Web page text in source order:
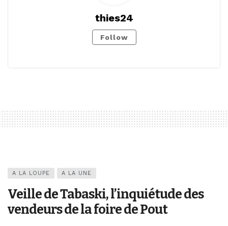
thies24
Follow
A LA LOUPE A LA UNE
Veille de Tabaski, l’inquiétude des
vendeurs de la foire de Pout